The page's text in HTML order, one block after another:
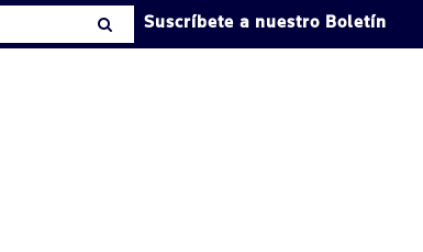
Suscríbete a nuestro Boletín